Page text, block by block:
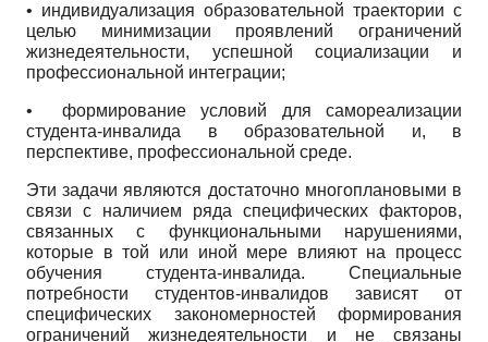
• индивидуализация образовательной траектории с
целью минимизации проявлений ограничений
жизнедеятельности, успешной социализации и
профессиональной интеграции;
• формирование условий для самореализации
студента-инвалида в образовательной и, в
перспективе, профессиональной среде.
Эти задачи являются достаточно многоплановыми в
связи с наличием ряда специфических факторов,
связанных с функциональными нарушениями,
которые в той или иной мере влияют на процесс
обучения студента-инвалида. Специальные
потребности студентов-инвалидов зависят от
специфических закономерностей формирования
ограничений жизнедеятельности и не связаны